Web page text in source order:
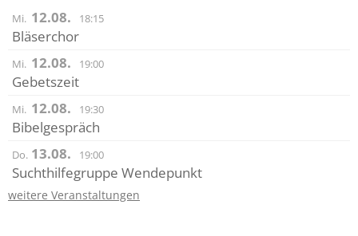
Mi. 12.08. 18:15
Bläserchor
Mi. 12.08. 19:00
Gebetszeit
Mi. 12.08. 19:30
Bibelgespräch
Do. 13.08. 19:00
Suchthilfegruppe Wendepunkt
weitere Veranstaltungen